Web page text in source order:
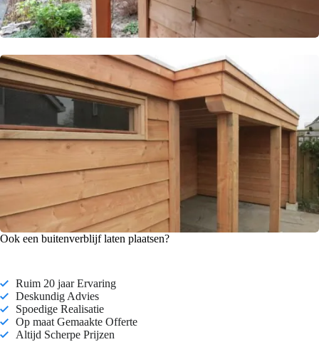
Ook een buitenverblijf laten plaatsen?
Ruim 20 jaar Ervaring
Deskundig Advies
Spoedige Realisatie
Op maat Gemaakte Offerte
Altijd Scherpe Prijzen